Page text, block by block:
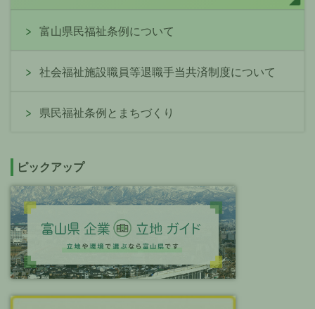
富山県民福祉条例について
社会福祉施設職員等退職手当共済制度について
県民福祉条例とまちづくり
ピックアップ